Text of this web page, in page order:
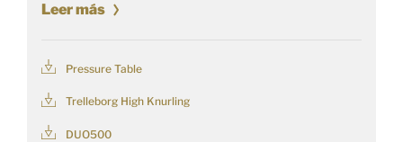
Leer más
Pressure Table
Trelleborg High Knurling
DUO500